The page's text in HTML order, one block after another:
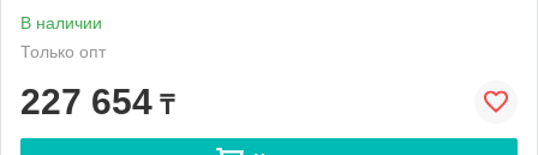
В наличии
Только опт
227 654 ₸